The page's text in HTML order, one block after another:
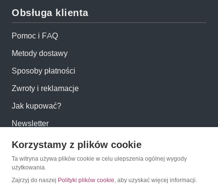
Obsługa klienta
Pomoc i FAQ
Metody dostawy
Sposoby płatności
Zwroty i reklamacje
Jak kupować?
Newsletter
Konto
Moje konto
Korzystamy z plików cookie
Ta witryna używa plików cookie w celu ulepszenia ogólnej wygody
użytkowania.
Zajrzyj do naszej Polityki plików cookie, aby uzyskać więcej informacji.